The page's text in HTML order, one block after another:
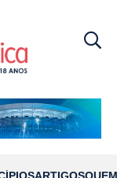
ARTIGOS